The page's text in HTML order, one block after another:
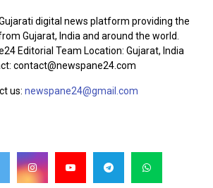
digital news platform providing the
Gujarat, India and around the world.
Editorial Team Location: Gujarat, India
contact@newspane24.com
us: newspane24@gmail.com